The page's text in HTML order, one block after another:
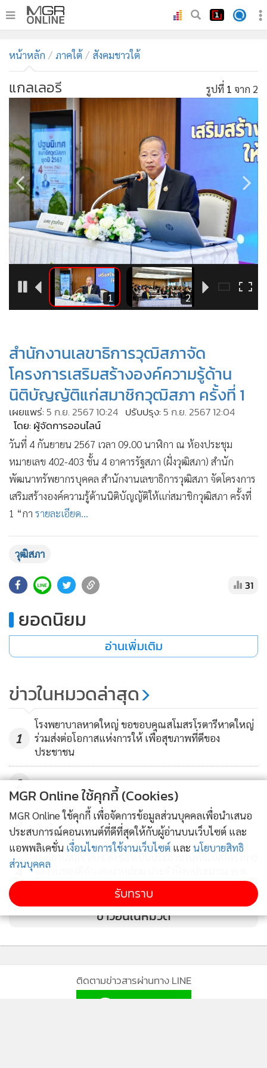
ทันเหตุการณ์
• ภาคใต้
• ภูมิภาค
Online Section
• บันเทิง
• ผู้จัดการรายวัน
• คอลัมนิสต์
• ละคร
CbizReview
• Cyber BIZ
ผู้จัดกวน
• Good health & Well-being
Green Innovation & SD
Management & HR
• การเมือง
• ท่องเที่ยว
• กีฬา
• ต่างประเทศ
Special Scoop
• เศรษฐกิจ-ธุรกิจ
• จีน
ชุมชน-คุณภาพชีวิต
• อาชญากรรม
วิทยาศาสตร์
• SMEs
อินโดจีน
• กองทุนรวม
• Celeb Online
• ญี่ปุ่น
• News1
Gotomanager
สำนักงานเลขาธิการวุฒิสภาจัด
โครงการเสริมสร้างองค์ความรู้ด้าน
นิติบัญญัติแก่สมาชิกวุฒิสภา ครั้งที่ 1
เผยแพร่:5 ก.ย. 2567 10:24 ปรับปรุง:5 ก.ย. 2567 12:04
โดย: ผู้จัดการออนไลน์
วันที่ 4 กันยายน 2567 เวลา 09.00 นาฬิกา ณ ห้องประชุม
หมายเลข 402-403 ชั้น 4 อาคารรัฐสภา (ฝั่งวุฒิสภา) สำนัก
พัฒนาทรัพยากรบุคคล สำนักงานเลขาธิการวุฒิสภา จัดโครงการ
เสริมสร้างองค์ความรู้ด้านนิติบัญญัติให้แก่สมาชิกวุฒิสภา ครั้งที่
1 “กา รายละเอียด...
วุฒิสภา
31
ยอดนิยม
อ่านเพิ่มเติม
ข่าวในหมวดล่าสุด
1
โรงพยาบาลหาดใหญ่ ขอขอบคุณสโมสรโรตารีหาดใหญ่
ร่วมส่งต่อโอกาสแห่งการให้ เพื่อสุขภาพที่ดีของ
ประชาชน
2
3
29 สมาคมฮากกาไทย-มาเลเซีย รวมตัวจัดงานสาน
สัมพันธ์พี่น้องฮากกา 2 ประเทศ
4
จัดงานของดีอำเภอนาหม่อม ประจำปีงบประมาณ พ.ศ.
2569
ข่าวอื่นในหมวด
หน้าหลัก ภาคใต้ สังคมชาวใต้
แกลเลอรี รูปที่ 1 จาก 2
1 2
ติดตามข่าวสารผ่านทาง LINE
MGR Online ใช้คุกกี้ (Cookies)
MGR Online ใช้คุกกี้ เพื่อจัดการข้อมูลส่วนบุคคลเพื่อนำเสนอ
ประสบการณ์คอนเทนต์ที่ดีที่สุดให้กับผู้อ่านบนเว็บไซต์ และ
แอพพลิเคชั่น เงื่อนไขการใช้งานเว็บไซต์ และ นโยบายสิทธิ
ส่วนบุคคล
รับทราบ